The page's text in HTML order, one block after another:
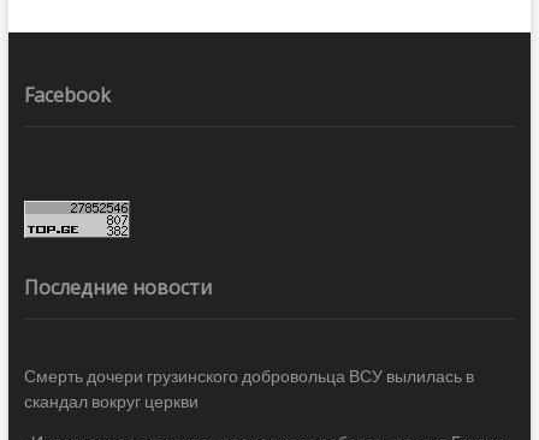
Facebook
Последние новости
Смерть дочери грузинского добровольца ВСУ вылилась в
скандал вокруг церкви